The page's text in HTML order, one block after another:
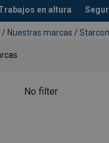
en altura
/ Nuestras marcas / Starcon
No filter